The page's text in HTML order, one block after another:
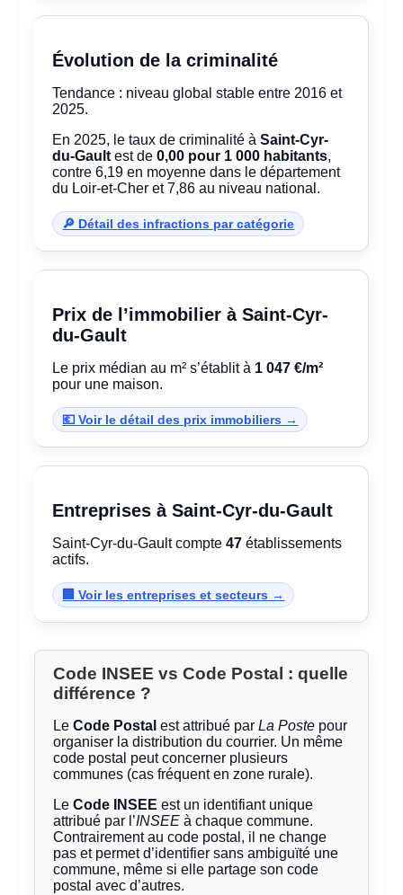
Évolution de la criminalité
Tendance : niveau global stable entre 2016 et
2025.
En 2025, le taux de criminalité àSaint-Cyr-
du-Gault est de0,00 pour 1 000 habitants,
contre 6,19 en moyenne dans le département
du Loir-et-Cher et 7,86 au niveau national.
🔎 Détail des infractions par catégorie
Prix de l’immobilier à Saint-Cyr-
du-Gault
Le prix médian au m² s’établit à 1 047 €/m²
pour une maison.
💶 Voir le détail des prix immobiliers →
Entreprises à Saint-Cyr-du-Gault
Saint-Cyr-du-Gault compte47 établissements
actifs.
🏢 Voir les entreprises et secteurs →
Code INSEE vs Code Postal : quelle
différence ?
LeCode Postal est attribué parLa Poste pour
organiser la distribution du courrier. Un même
code postal peut concerner plusieurs
communes (cas fréquent en zone rurale).
LeCode INSEE est un identifiant unique
attribué par l’INSEE à chaque commune.
Contrairement au code postal, il ne change
pas et permet d’identifier sans ambiguïté une
commune, même si elle partage son code
postal avec d’autres.